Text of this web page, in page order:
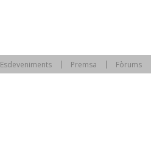
Esdeveniments Premsa Fòrums